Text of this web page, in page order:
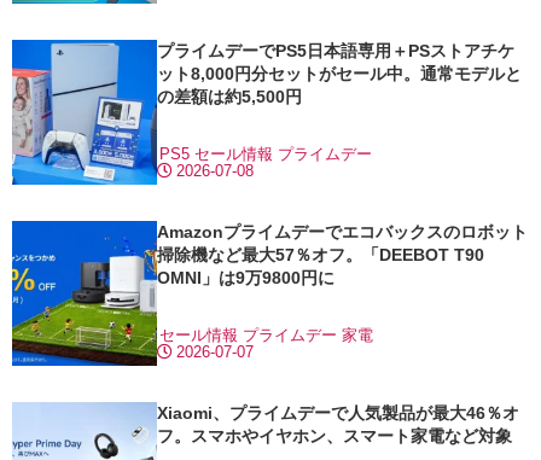
プライムデーでPS5日本語専用＋PSストアチケ
ット8,000円分セットがセール中。通常モデルと
の差額は約5,500円
2026-07-08
PS5 セール情報 プライムデー
Amazonプライムデーでエコバックスのロボット
掃除機など最大57％オフ。「DEEBOT T90
OMNI」は9万9800円に
2026-07-07
セール情報 プライムデー 家電
Xiaomi、プライムデーで人気製品が最大46％オ
フ。スマホやイヤホン、スマート家電など対象